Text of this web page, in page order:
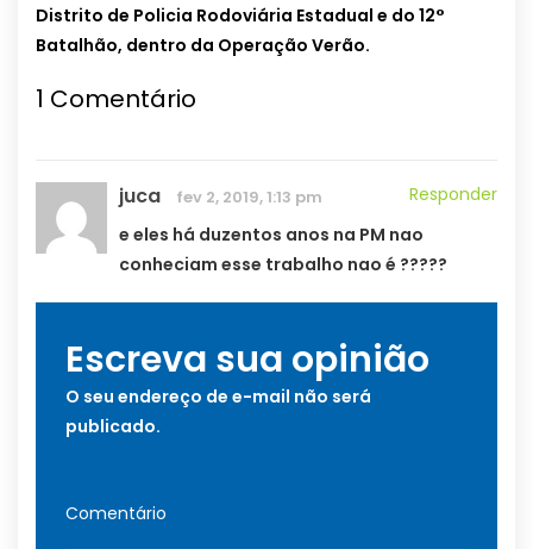
Distrito de Policia Rodoviária Estadual e do 12°
Batalhão, dentro da Operação Verão.
1 Comentário
juca fev 2, 2019, 1:13 pm
Responder
e eles há duzentos anos na PM nao
conheciam esse trabalho nao é ?????
Escreva sua opinião
O seu endereço de e-mail não será
publicado.
Comentário